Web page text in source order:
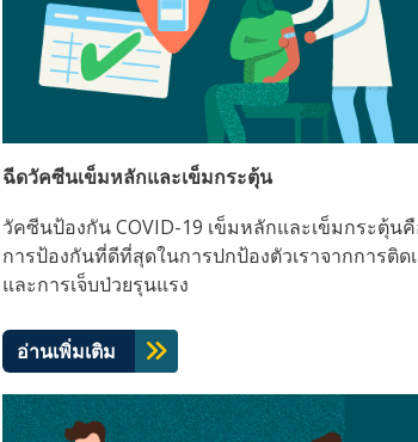
ฉีดวัคซีนเข็มหลักและเข็มกระตุ้น
วัคซีนป้องกัน COVID-19 เข็มหลักและเข็มกระตุ้น
การป้องกันที่ดีที่สุดในการปกป้องตัวเราจากการติด
และการเจ็บป่วยรุนแรง
อ่านเพิ่มเติม